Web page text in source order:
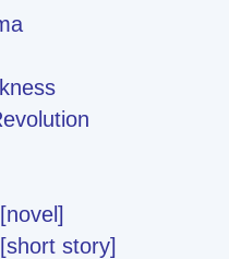
story]